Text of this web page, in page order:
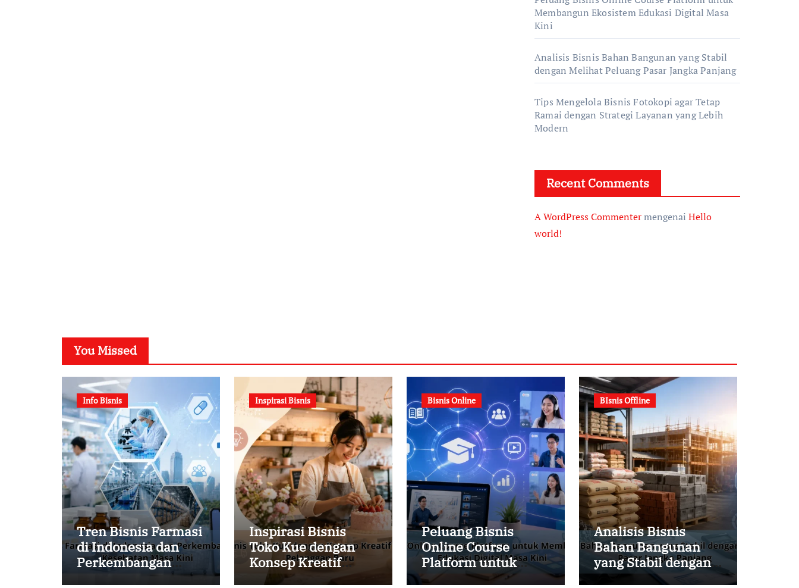
Membangun Ekosistem Edukasi Digital Masa
Kini
Analisis Bisnis Bahan Bangunan yang Stabil
dengan Melihat Peluang Pasar Jangka Panjang
Tips Mengelola Bisnis Fotokopi agar Tetap
Ramai dengan Strategi Layanan yang Lebih
Modern
Recent Comments
A WordPress Commentermengenai Hello
world!
You Missed
Info Bisnis
Tren Bisnis Farmasi
di Indonesia dan
Perkembangan
Industri Kesehatan
Inspirasi Bisnis
Inspirasi Bisnis
Toko Kue dengan
Konsep Kreatif
untuk Menarik
Bisnis Online
Peluang Bisnis
Online Course
Platform untuk
Membangun
BIsnis Offline
Analisis Bisnis
Bahan Bangunan
yang Stabil dengan
Melihat Peluang